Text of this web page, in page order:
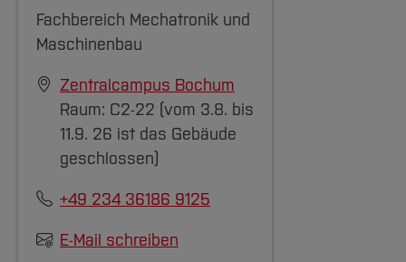
Fachbereich Mechatronik und
Maschinenbau
Zentralcampus Bochum
Raum: C2-22 (vom 3.8. bis
11.9. 26 ist das Gebäude
geschlossen)
+49 234 36186 9125
E-Mail schreiben